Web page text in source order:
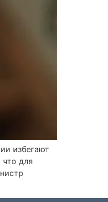
избегают
для